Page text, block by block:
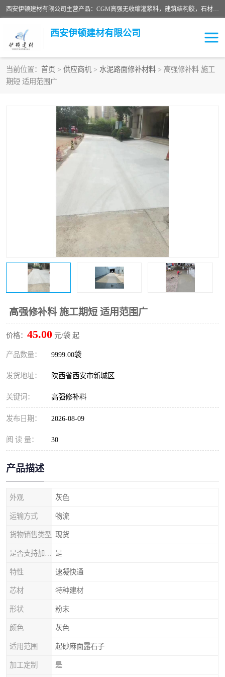
西安伊顿建材有限公司主营产品：CGM高强无收缩灌浆料，建筑结构胶，石材粘合剂，柔性防水材料，环氧修补砂浆等在各个行业得到了客户认可。
西安伊顿建材有限公司
当前位置： 首页 > 供应商机 > 水泥路面修补材料 > 高强修补料 施工
期短 适用范围广
高强修补料 施工期短 适用范围广
价格： 45.00 元/袋 起
产品数量： 9999.00袋
发货地址： 陕西省西安市新城区
关键词： 高强修补料
发布日期： 2026-08-09
阅 读 量： 30
产品描述
外观 灰色
运输方式 物流
货物销售类型 现货
是
特性 速凝快通
芯材 特种建材
形状 粉末
颜色 灰色
适用范围 起砂麻面露石子
加工定制 是
灌浆料
修补砂浆
自流平水泥 水泥路面修补材料
沥青冷补料
速凝剂
金刚砂
桥梁伸缩缝快速修补料 防静电不发火砂浆
加固砂浆
膨胀剂 混凝土防碳化涂料
融雪剂